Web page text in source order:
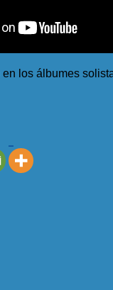
los álbumes